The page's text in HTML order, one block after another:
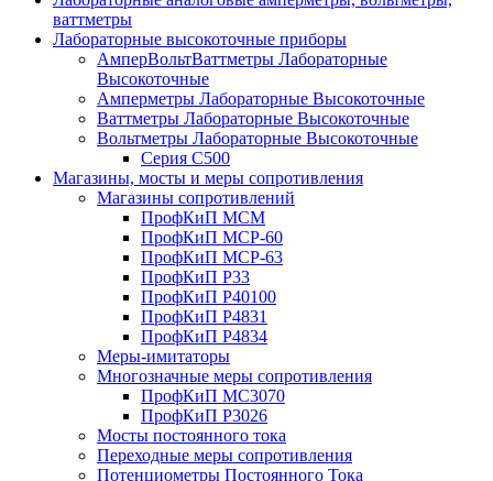
ваттметры
Лабораторные высокоточные приборы
АмперВольтВаттметры Лабораторные
Высокоточные
Амперметры Лабораторные Высокоточные
Ваттметры Лабораторные Высокоточные
Вольтметры Лабораторные Высокоточные
Серия С500
Магазины, мосты и меры сопротивления
Магазины сопротивлений
ПрофКиП МСМ
ПрофКиП МСР-60
ПрофКиП МСР-63
ПрофКиП Р33
ПрофКиП Р40100
ПрофКиП Р4831
ПрофКиП Р4834
Меры-имитаторы
Многозначные меры сопротивления
ПрофКиП МС3070
ПрофКиП Р3026
Мосты постоянного тока
Переходные меры сопротивления
Потенциометры Постоянного Тока